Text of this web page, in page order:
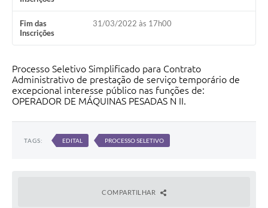
Fim das
Inscrições
31/03/2022 às 17h00
Processo Seletivo Simplificado para Contrato
Administrativo de prestação de serviço temporário de
excepcional interesse público nas funções de:
OPERADOR DE MÁQUINAS PESADAS N II.
TAGS: EDITAL PROCESSO SELETIVO
COMPARTILHAR